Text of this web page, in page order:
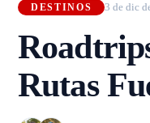
DESTINOS 3 de dic
Rutas